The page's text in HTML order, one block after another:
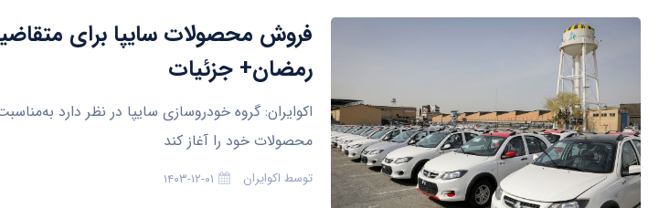
فروش محصولات سایپا برای
رمضان+ جزئیات
اکوایران: گروه خودروسازی سایپا در نظر دارد
محصولات خود را آغاز کند
توسط اکوایران ۱۴۰۳-۱۲-۰۱